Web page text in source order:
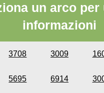
un arco
informazioni
3708 3009
5695 6914